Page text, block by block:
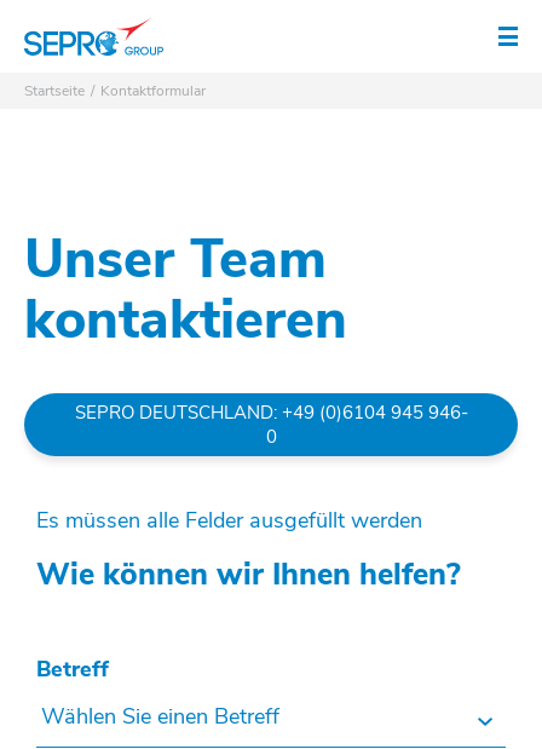
Startseite Kontaktformular
Unser Team
kontaktieren
SEPRO DEUTSCHLAND: +49 (0)6104 945 946-
0
Es müssen alle Felder ausgefüllt werden
Wie können wir Ihnen helfen?
Betreff
Wählen Sie einen Betreff